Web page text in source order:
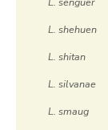
L. shehuen
L. shitan
L. silvanae
L. smaug